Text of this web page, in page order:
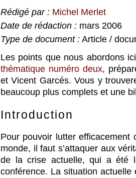
Rédigé par : Michel Merlet
Date de rédaction : mars 2006
Type de document : Article /
Les points que nous abordons
thématique numéro deux,
et Vicent Garcés. Vous y
beaucoup plus complets et une
Introduction
Pour pouvoir lutter
monde, il faut s’attaquer aux
de la crise actuelle, qui a été
conférence. La situation